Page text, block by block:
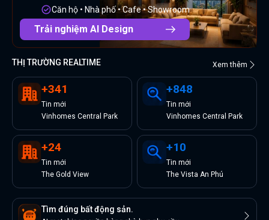
Căn hộ • Nhà phố • Cafe • Showroom
Trải nghiệm AI Design
THỊ TRƯỜNG REALTIME Xem thêm
+341
Tin mới
Vinhomes Central Park
+848
Tin mới
Vinhomes Central Park
+24
Tin mới
The Gold View
+10
Tin mới
The Vista An Phú
Tìm đúng bất động sản.